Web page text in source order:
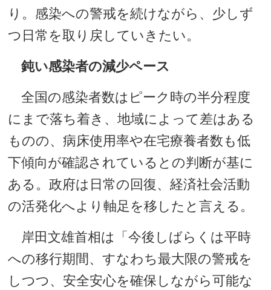
り。感染への警戒を続けながら、少しず
つ日常を取り戻していきたい。
鈍い感染者の減少ペース
全国の感染者数はピーク時の半分程度
にまで落ち着き、地域によって差はある
ものの、病床使用率や在宅療養者数も低
下傾向が確認されているとの判断が基に
ある。政府は日常の回復、経済社会活動
の活発化へより軸足を移したと言える。
岸田文雄首相は「今後しばらくは平時
への移行期間、すなわち最大限の警戒を
しつつ、安全安心を確保しながら可能な